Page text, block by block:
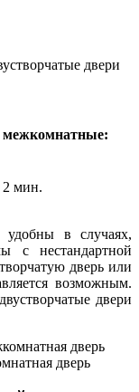
двери
межкомнатные:
2 мин.
удобны в случаях,
с нестандартной
дверь или
возможным.
двери
дверь